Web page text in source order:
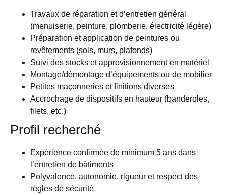
Travaux de réparation et d’entretien général
(menuiserie, peinture, plomberie, électricité légère)
Préparation et application de peintures ou
revêtements (sols, murs, plafonds)
Suivi des stocks et approvisionnement en matériel
Montage/démontage d’équipements ou de mobilier
Petites maçonneries et finitions diverses
Accrochage de dispositifs en hauteur (banderoles,
filets, etc.)
Profil recherché
Expérience confirmée de minimum 5 ans dans
l’entretien de bâtiments
Polyvalence, autonomie, rigueur et respect des
règles de sécurité